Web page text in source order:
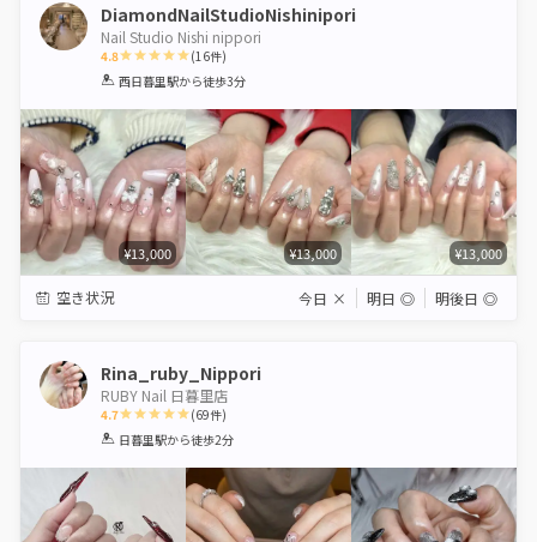
DiamondNailStudioNishinipori
Nail Studio Nishi nippori
4.8
1 2 3 4 5
(16件)
西日暮里駅から徒歩3分
¥13,000 ¥13,000 ¥13,000
空き状況 今日 × 明日 ◎ 明後日 ◎
Rina_ruby_Nippori
RUBY Nail 日暮里店
4.7
1 2 3 4 5
(69件)
日暮里駅から徒歩2分